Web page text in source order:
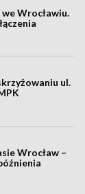
Wrocławiu.
ul.
Wrocław –